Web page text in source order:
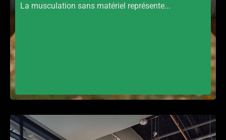
La musculation sans matériel représente...